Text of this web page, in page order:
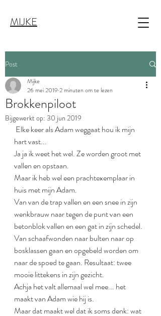
MIJKE
Post
Brokkenpiloot
Mijke
26 mei 2019 2 minuten om te lezen
Bijgewerkt op: 30 jun 2019
hart vast...
Ja ja ik weet het wel. Ze worden groot met
vallen en opstaan.
Maar ik heb wel een prachtexemplaar in
huis met mijn Adam.
Van van de trap vallen en een snee in zijn
wenkbrauw naar tegen de punt van een
betonblok vallen en een gat in zijn schedel.
Van schaafwonden naar bulten naar op
bosklassen gaan en opgebeld worden om
naar de spoed te gaan. Resultaat: twee
mooie littekens in zijn gezicht.
Achja het valt allemaal wel mee... het
maakt van Adam wie hij is.
Maar dat maakt wel dat ik soms denk: wat